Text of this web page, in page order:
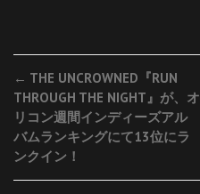
Post
navigation
← THE UNCROWNED『RUN
THROUGH THE NIGHT』が、オ
リコン週間インディーズアル
バムランキングにて13位にラ
ンクイン！